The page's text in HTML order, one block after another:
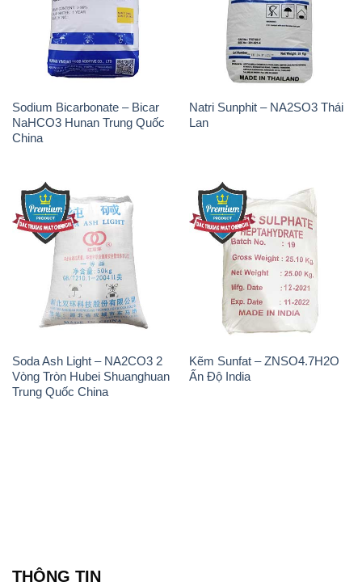
Sodium Bicarbonate – Bicar
NaHCO3 Hunan Trung Quốc
Natri Sunphit – NA2SO3 Thái
Soda Ash Light – NA2CO3 2
Vòng Tròn Hubei Shuanghuan
Trung Quốc China
Kẽm Sunfat – ZNSO4.7H2O
Ấn Độ India
Chính sách và quy định chung